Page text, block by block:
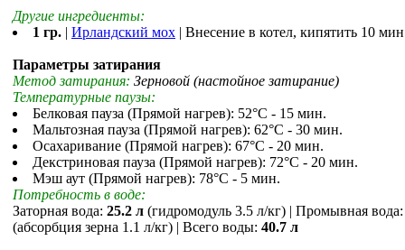
Другие ингредиенты:
1 гр. | Ирландский мох | Внесение в котел, кипятить 10
Параметры затирания
Метод затирания: Зерновой (настойное затирание)
Температурные паузы:
Белковая пауза (Прямой нагрев): 52°С - 15 мин.
Мальтозная пауза (Прямой нагрев): 62°С - 30 мин.
Осахаривание (Прямой нагрев): 67°С - 20 мин.
Декстриновая пауза (Прямой нагрев): 72°С - 20 мин.
Мэш аут (Прямой нагрев): 78°С - 5 мин.
Потребность в воде:
Заторная вода: 25.2 л (гидромодуль 3.5 л/кг) | Промывная
(абсорбция зерна 1.1 л/кг) | Всего воды: 40.7 л